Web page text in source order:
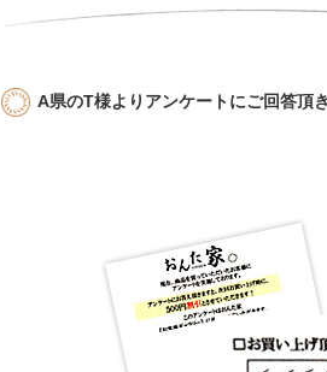
A県のT様よりアンケートにご回答頂